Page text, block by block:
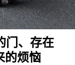
门、存在
的烦恼